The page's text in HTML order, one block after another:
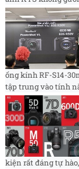
ống kính RF-S14-
tập trung vào tính
kiện rất đáng tự